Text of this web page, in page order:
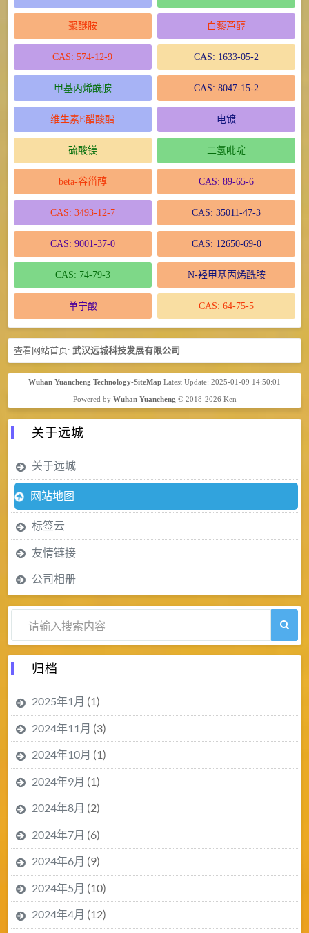
聚醚胺 白藜芦醇
CAS: 574-12-9 CAS: 1633-05-2
甲基丙烯酰胺 CAS: 8047-15-2
维生素E醋酸酯 电镀
硫酸镁 二氢吡啶
beta-谷甾醇 CAS: 89-65-6
CAS: 3493-12-7 CAS: 35011-47-3
CAS: 9001-37-0 CAS: 12650-69-0
CAS: 74-79-3 N-羟甲基丙烯酰胺
单宁酸 CAS: 64-75-5
查看网站首页: 武汉远城科技发展有限公司
Wuhan Yuancheng Technology-SiteMap Latest Update: 2025-01-09 14:50:01
Powered by Wuhan Yuancheng © 2018-2026 Ken
关于远城
关于远城
网站地图
标签云
友情链接
公司相册
归档
2025年1月 (1)
2024年11月 (3)
2024年10月 (1)
2024年9月 (1)
2024年8月 (2)
2024年7月 (6)
2024年6月 (9)
2024年5月 (10)
2024年4月 (12)